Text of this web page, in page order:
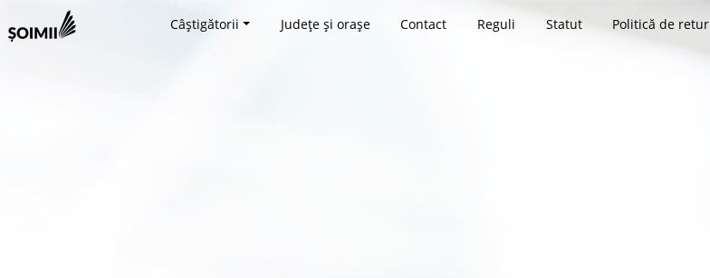
Câștigătorii Județe și orașe Contact Reguli Statut Politică de retur